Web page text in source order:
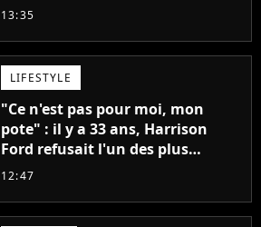
13:35
LIFESTYLE
"Ce n'est pas pour moi, mon
pote" : il y a 33 ans, Harrison
Ford refusait l'un des plus
grands succès de tous les temps
12:47